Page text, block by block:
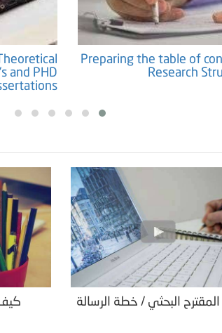
Preparing the table of
Research
and PHD
المقترح البحثي / خطة الرسالة كيف